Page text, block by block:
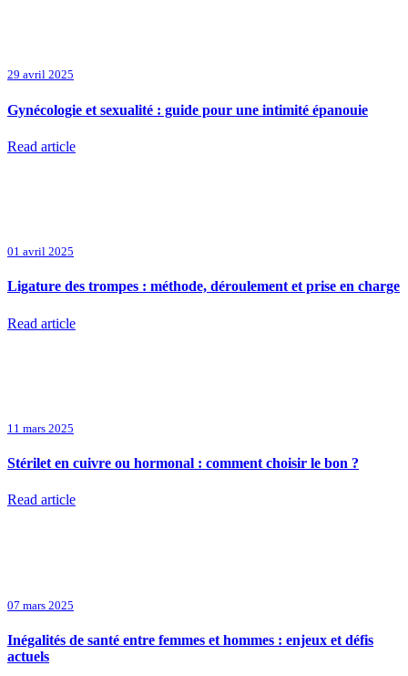
29 avril 2025
Gynécologie et sexualité : guide pour une intimité épanouie
Read article
01 avril 2025
Ligature des trompes : méthode, déroulement et prise en charge
Read article
11 mars 2025
Stérilet en cuivre ou hormonal : comment choisir le bon ?
Read article
07 mars 2025
Inégalités de santé entre femmes et hommes : enjeux et défis
actuels